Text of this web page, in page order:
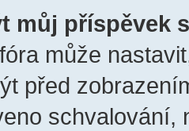
můj příspěvek
může
před
schvalování,